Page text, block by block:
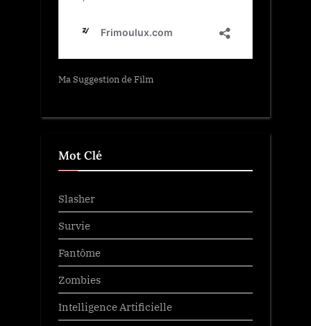
Ma Suggestion de Film
Mot Clé
Slasher
Survie
Fantôme
Zombies
Intelligence Artificielle